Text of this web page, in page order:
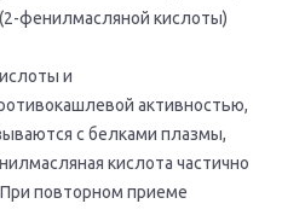
фенилмасляной кислоты)
и
активностью,
с белками плазмы,
кислотa частично
повторном приеме